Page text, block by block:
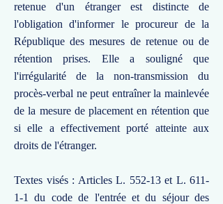
retenue d'un étranger est distincte de
l'obligation d'informer le procureur de la
République des mesures de retenue ou de
rétention prises. Elle a souligné que
l'irrégularité de la non-transmission du
procès-verbal ne peut entraîner la mainlevée
de la mesure de placement en rétention que
si elle a effectivement porté atteinte aux
droits de l'étranger.
Textes visés : Articles L. 552-13 et L. 611-
1-1 du code de l'entrée et du séjour des